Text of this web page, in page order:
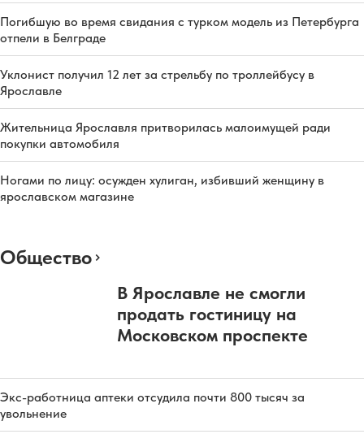
Погибшую во время свидания с турком модель из Петербурга
отпели в Белграде
Уклонист получил 12 лет за стрельбу по троллейбусу в
Ярославле
Жительница Ярославля притворилась малоимущей ради
покупки автомобиля
Ногами по лицу: осужден хулиган, избивший женщину в
ярославском магазине
Общество
В Ярославле не смогли
продать гостиницу на
Московском проспекте
Экс-работница аптеки отсудила почти 800 тысяч за
увольнение